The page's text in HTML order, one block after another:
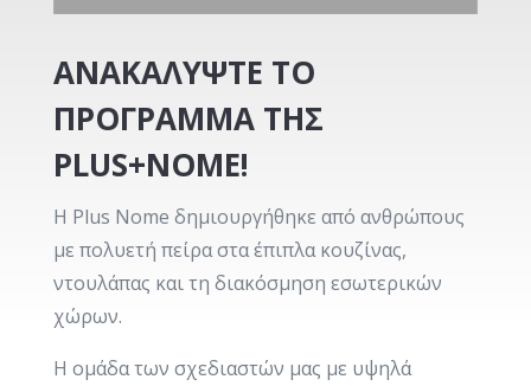
ΑΝΑΚΑΛΥΨΤΕ ΤΟ
ΠΡΟΓΡΑΜΜΑ ΤΗΣ
PLUS+NOME!
Η Plus Nome δημιουργήθηκε από ανθρώπους
με πολυετή πείρα στα έπιπλα κουζίνας,
ντουλάπας και τη διακόσμηση εσωτερικών
χώρων.
Η ομάδα των σχεδιαστών μας με υψηλά